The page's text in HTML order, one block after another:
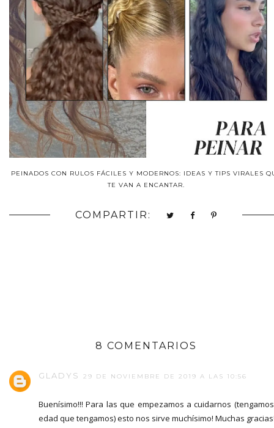
PEINADOS CON RULOS FÁCILES Y MODERNOS: IDEAS Y TIPS VIRALES
TE VAN A ENCANTAR.
COMPARTIR:
8 COMENTARIOS
GLADYS 29 DE NOVIEMBRE DE 2019 A LAS 10:56
Buenísimo!!! Para las que empezamos a cuidarnos
edad que tengamos) esto nos sirve muchísimo! Muchas